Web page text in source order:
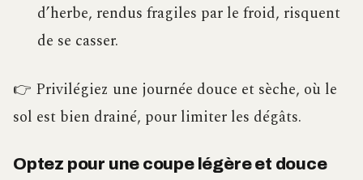
d’herbe, rendus fragiles par le froid, risquent
de se casser.
👉 Privilégiez une journée douce et sèche, où le
sol est bien drainé, pour limiter les dégâts.
Optez pour une coupe légère et douce